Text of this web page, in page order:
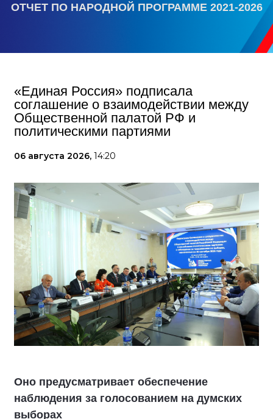
ОТЧЕТ ПО НАРОДНОЙ ПРОГРАММЕ 2021-2026
«Единая Россия» подписала
соглашение о взаимодействии между
Общественной палатой РФ и
политическими партиями
06 августа 2026, 14:20
Оно предусматривает обеспечение
наблюдения за голосованием на думских
выборах